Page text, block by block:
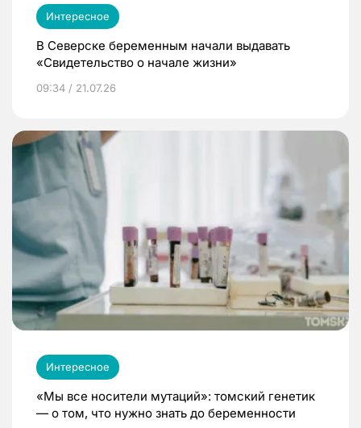
Интересное
В Северске беременным начали выдавать
«Свидетельство о начале жизни»
09:34 / 21.07.26
Интересное
«Мы все носители мутаций»: томский генетик
— о том, что нужно знать до беременности